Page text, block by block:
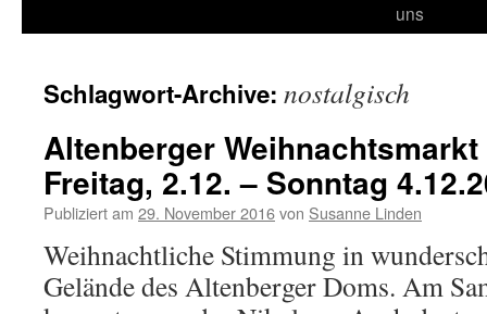
uns
Schlagwort-Archive: nostalgisch
Altenberger
Freitag, 2.12. – Sonntag
Publiziert am 29. November 2016von Susanne Linden
Weihnachtliche Stimmung in
Gelände des Altenberger Doms. Am